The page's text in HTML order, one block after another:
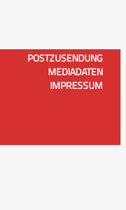
POSTZUSENDUNG
MEDIADATEN
IMPRESSUM